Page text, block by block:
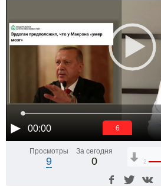
00:00 6
Просмотры
9
За сегодня
0 2